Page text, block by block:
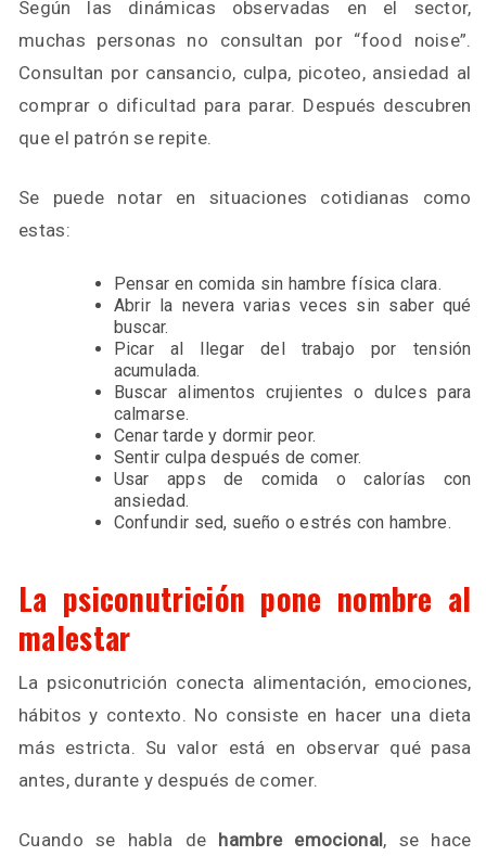
Según las dinámicas observadas en el sector,
muchas personas no consultan por “food noise”.
Consultan por cansancio, culpa, picoteo, ansiedad al
comprar o dificultad para parar. Después descubren
que el patrón se repite.
Se puede notar en situaciones cotidianas como
estas:
Pensar en comida sin hambre física clara.
Abrir la nevera varias veces sin saber qué
buscar.
Picar al llegar del trabajo por tensión
acumulada.
Buscar alimentos crujientes o dulces para
calmarse.
Cenar tarde y dormir peor.
Sentir culpa después de comer.
Usar apps de comida o calorías con
ansiedad.
Confundir sed, sueño o estrés con hambre.
La psiconutrición pone nombre al
malestar
La psiconutrición conecta alimentación, emociones,
hábitos y contexto. No consiste en hacer una dieta
más estricta. Su valor está en observar qué pasa
antes, durante y después de comer.
Cuando se habla de hambre emocional, se hace